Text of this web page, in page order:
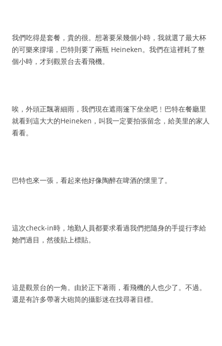
我們吃得是套餐，貴的很。想著要呆幾個小時，我就選了最大杯
的可樂來撐場，巴特則要了兩瓶 Heineken。我們在這裡耗了整
個小時，才到觀景台去看飛機。
唉，外頭正飄著細雨，我們現在遮雨篷下坐坐吧﹗巴特在餐廳里
就看到這大大的Heineken，叫我一定要拍張留念，給美里的家人
看看。
巴特也來一張，看起來他好像陶醉在啤酒的懷里了。
這次check-in時，地勤人員都要求看過我們把隨身的手提行李給
她們過目，然後貼上標貼。
這是觀景台的一角。由於正下著雨，看飛機的人也少了。不過。
還是有許多帶著大砲筒的攝影迷在找尋著目標。